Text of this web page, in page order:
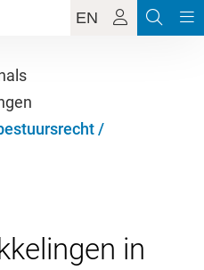
EN
/
in